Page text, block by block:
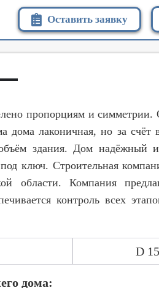
Оставить заявку
пропорциям и
дома лаконичная, но за
здания. Дом надёжный
ключ. Строительная
области. Компания
контроль всех
D
дома: